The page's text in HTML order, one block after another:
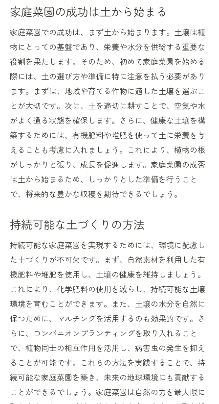
家庭菜園の成功は土から始まる
家庭菜園での成功は、まず土から始まります。土壌は植
物にとっての基盤であり、栄養や水分を供給する重要な
役割を果たします。そのため、初めて家庭菜園を始める
際には、土の選び方や準備に特に注意を払う必要があり
ます。まずは、地域や育てる作物に適した土壌を選ぶこ
とが大切です。次に、土を適切に耕すことで、空気や水
がよく通る状態を確保します。さらに、健康な土壌を構
築するためには、有機肥料や堆肥を使って土に栄養を与
えることも考慮に入れましょう。これにより、植物の根
がしっかりと張り、成長を促進します。家庭菜園の成否
は土から始まるため、しっかりとした準備を行うこと
で、将来的な豊かな収穫を期待できるでしょう。
持続可能な土づくりの方法
持続可能な家庭菜園を実現するためには、環境に配慮し
た土づくりが不可欠です。まず、自然素材を利用した有
機肥料や堆肥を使用し、土壌の健康を維持しましょう。
これにより、化学肥料の使用を減らし、持続可能な土壌
環境を育むことができます。また、土壌の水分を自然に
保つために、マルチングを活用するのも効果的です。さ
らに、コンパニオンプランティングを取り入れること
で、植物同士の相互作用を活用し、病害虫の発生を抑え
ることが可能です。これらの方法を実践することで、持
続可能な家庭菜園を築き、未来の地球環境にも貢献する
ことができるでしょう。家庭菜園は自然の力を最大限に